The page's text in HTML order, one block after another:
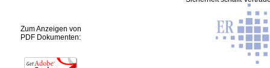
Zum Anzeigen von
PDF Dokumenten: